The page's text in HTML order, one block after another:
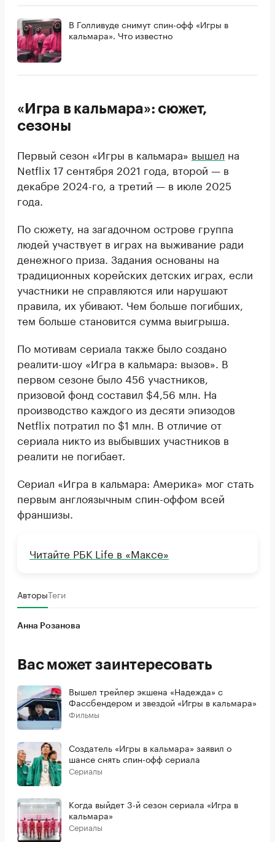
В Голливуде снимут спин-офф «Игры в
кальмара». Что известно
«Игра в кальмара»: сюжет,
сезоны
Первый сезон «Игры в кальмара» вышел на
Netflix 17 сентября 2021 года, второй — в
декабре 2024-го, а третий — в июле 2025
года.
По сюжету, на загадочном острове группа
людей участвует в играх на выживание ради
денежного приза. Задания основаны на
традиционных корейских детских играх, если
участники не справляются или нарушают
правила, их убивают. Чем больше погибших,
тем больше становится сумма выигрыша.
По мотивам сериала также было создано
реалити-шоу «Игра в кальмара: вызов». В
первом сезоне было 456 участников,
призовой фонд составил $4,56 млн. На
производство каждого из десяти эпизодов
Netflix потратил по $1 млн. В отличие от
сериала никто из выбывших участников в
реалити не погибает.
Сериал «Игра в кальмара: Америка» мог стать
первым англоязычным спин-оффом всей
франшизы.
Читайте РБК Life в «Максе»
АвторыТеги
Анна Розанова
Вас может заинтересовать
Вышел трейлер экшена «Надежда» с
Фассбендером и звездой «Игры в кальмара»
Фильмы
Создатель «Игры в кальмара» заявил о
шансе снять спин-офф сериала
Сериалы
Когда выйдет 3-й сезон сериала «Игра в
кальмара»
Сериалы